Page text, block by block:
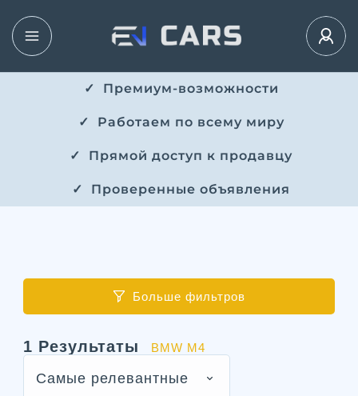
✓ ​​ Премиум-возможности
✓ ​ Работаем по всему миру
✓ ​ Прямой доступ к продавцу
✓ ​ Проверенные объявления
Больше фильтров
1 Результаты BMW M4
Самые релевантные